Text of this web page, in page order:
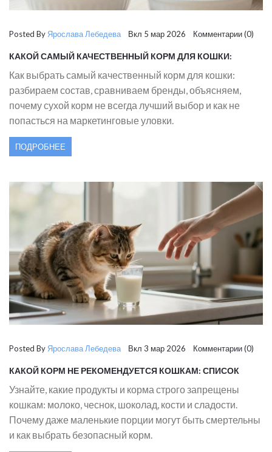
Posted By Ярослава ЛебедеваВкл 5 мар 2026 Комментарии (0)
КАКОЙ САМЫЙ КАЧЕСТВЕННЫЙ КОРМ ДЛЯ КОШКИ:
Как выбрать самый качественный корм для кошки:
разбираем состав, сравниваем бренды, объясняем,
почему сухой корм не всегда лучший выбор и как не
попасться на маркетинговые уловки.
ПОДРОБНЕЕ
Posted By Ярослава Лебедева Вкл 3 мар 2026 Комментарии (0)
КАКОЙ КОРМ НЕ РЕКОМЕНДУЕТСЯ КОШКАМ: СПИСОК
Узнайте, какие продукты и корма строго запрещены
кошкам: молоко, чеснок, шоколад, кости и сладости.
Почему даже маленькие порции могут быть смертельны
и как выбрать безопасный корм.